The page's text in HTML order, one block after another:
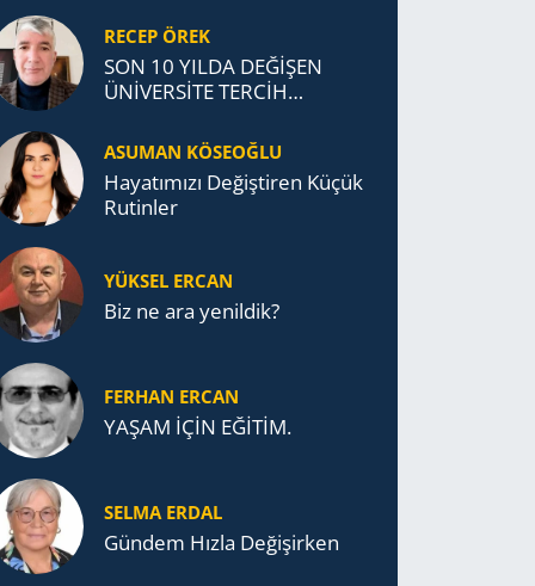
RECEP ÖREK
SON 10 YILDA DEĞİŞEN
ÜNİVERSİTE TERCİH
ASUMAN KÖSEOĞLU
Ha­ya­tı­mı­zı De­ğiş­ti­ren Küçük
Ru­tin­ler
YÜKSEL ERCAN
Biz ne ara yenildik?
FERHAN ERCAN
YAŞAM İÇİN EĞİTİM.
SELMA ERDAL
Gündem Hızla Değişirken